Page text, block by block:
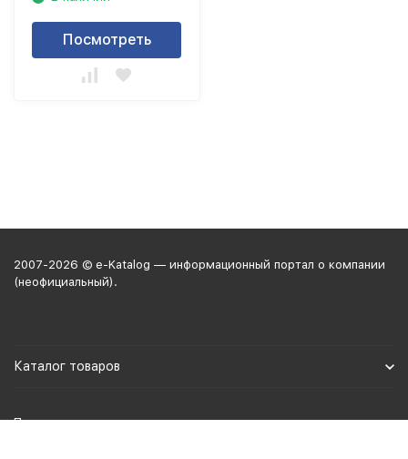
Посмотреть
2007-2026 © e-Katalog — информационный портал о компании
(неофициальный).
Каталог товаров
Политика персональных данных